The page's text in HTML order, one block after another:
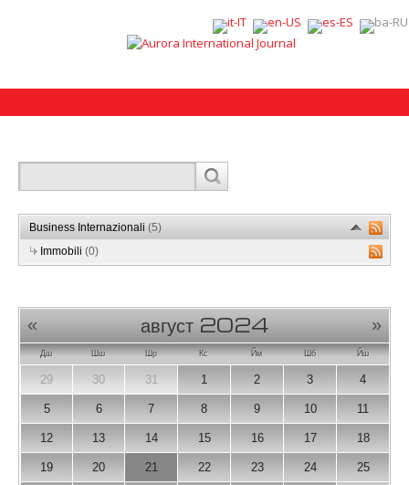
Business Internazionali (5)
Immobili (0)
« август 2024 »
Дш Шш Шр Кс Йм Шб Йш
29 30 31 1 2 3 4
5 6 7 8 9 10 11
12 13 14 15 16 17 18
19 20 21 22 23 24 25